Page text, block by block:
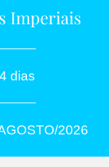
Imperiais
dias
2026